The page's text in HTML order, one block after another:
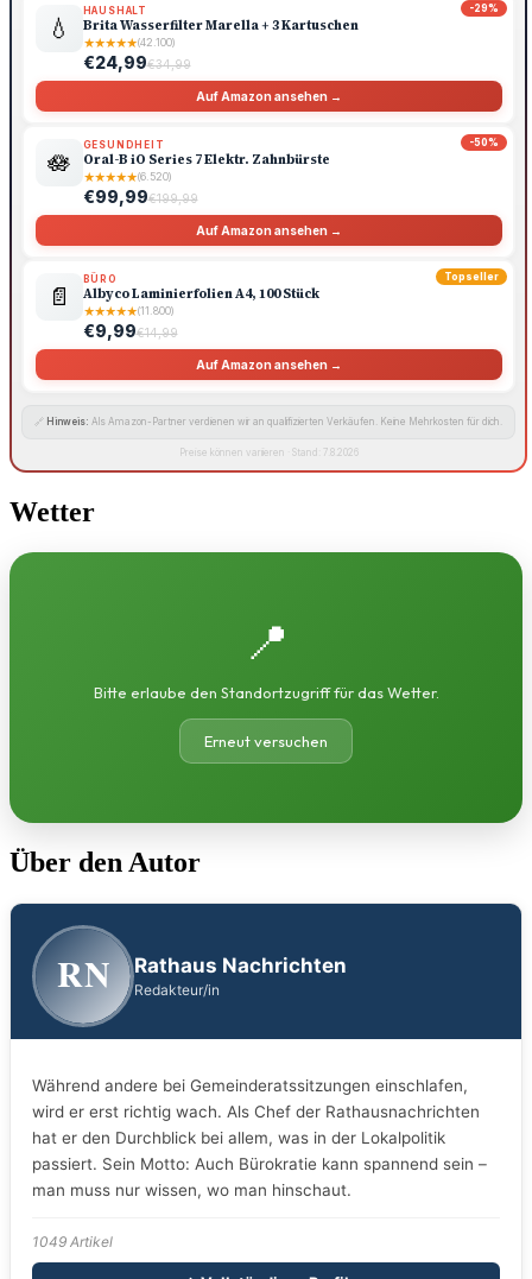
-29%
💧
HAUSHALT
Brita Wasserfilter Marella + 3 Kartuschen
★★★★★(42.100)
€24,99€34,99
Auf Amazon ansehen →
-50%
🪷
GESUNDHEIT
Oral-B iO Series 7 Elektr. Zahnbürste
★★★★★(6.520)
€99,99€199,99
Auf Amazon ansehen →
Topseller
📄
BÜRO
Albyco Laminierfolien A4, 100 Stück
★★★★★(11.800)
€9,99€14,99
Auf Amazon ansehen →
🔗 Hinweis: Als Amazon-Partner verdienen wir an qualifizierten Verkäufen. Keine Mehrkosten für dich.
Preise können variieren · Stand: 7.8.2026
Wetter
📍
Bitte erlaube den Standortzugriff für das Wetter.
Erneut versuchen
Über den Autor
RN Rathaus Nachrichten
Redakteur/in
Während andere bei Gemeinderatssitzungen einschlafen,
wird er erst richtig wach. Als Chef der Rathausnachrichten
hat er den Durchblick bei allem, was in der Lokalpolitik
passiert. Sein Motto: Auch Bürokratie kann spannend sein –
man muss nur wissen, wo man hinschaut.
1049 Artikel